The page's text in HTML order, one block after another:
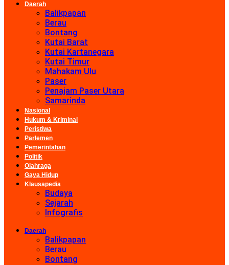
Daerah
Balikpapan
Berau
Bontang
Kutai Barat
Kutai Kartanegara
Kutai Timur
Mahakam Ulu
Paser
Penajam Paser Utara
Samarinda
Nasional
Hukum & Kriminal
Peristiwa
Parlemen
Pemerintahan
Politik
Olahraga
Gaya Hidup
Klausapedia
Budaya
Sejarah
Infografis
Daerah
Balikpapan
Berau
Bontang